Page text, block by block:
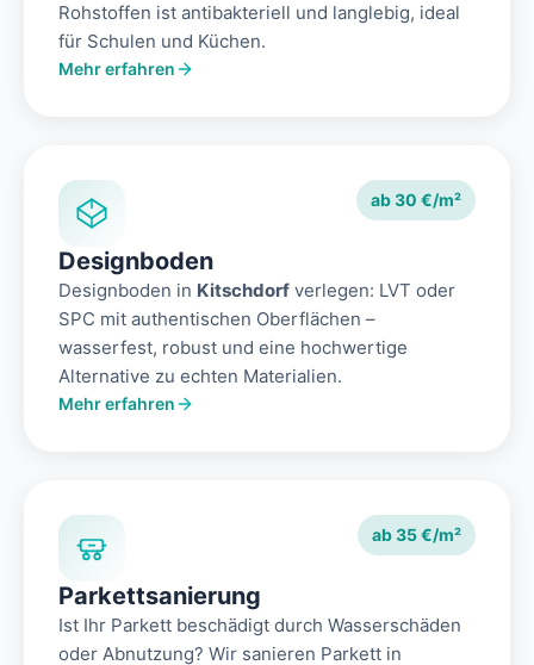
Rohstoffen ist antibakteriell und langlebig, ideal
für Schulen und Küchen.
Mehr erfahren
ab 30 €/m²
Designboden
Designboden in Kitschdorf verlegen: LVT oder
SPC mit authentischen Oberflächen –
wasserfest, robust und eine hochwertige
Alternative zu echten Materialien.
Mehr erfahren
ab 35 €/m²
Parkettsanierung
Ist Ihr Parkett beschädigt durch Wasserschäden
oder Abnutzung? Wir sanieren Parkett in